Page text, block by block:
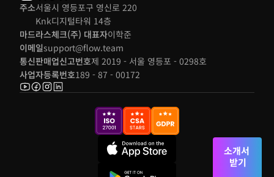
주소서울시 영등포구 영신로 220
Knk디지털타워 14층
마드라스체크(주) 대표자이학준
이메일support@flow.team
통신판매업신고번호제 2019 - 서울 영등포 - 0298호
사업자등록번호189 - 87 - 00172
소개서
받기